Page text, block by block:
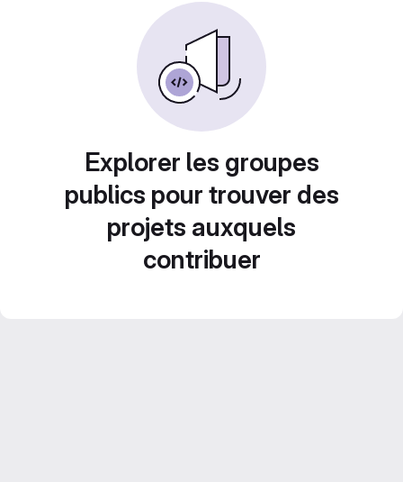
Explorer les groupes
publics pour trouver des
projets auxquels
contribuer